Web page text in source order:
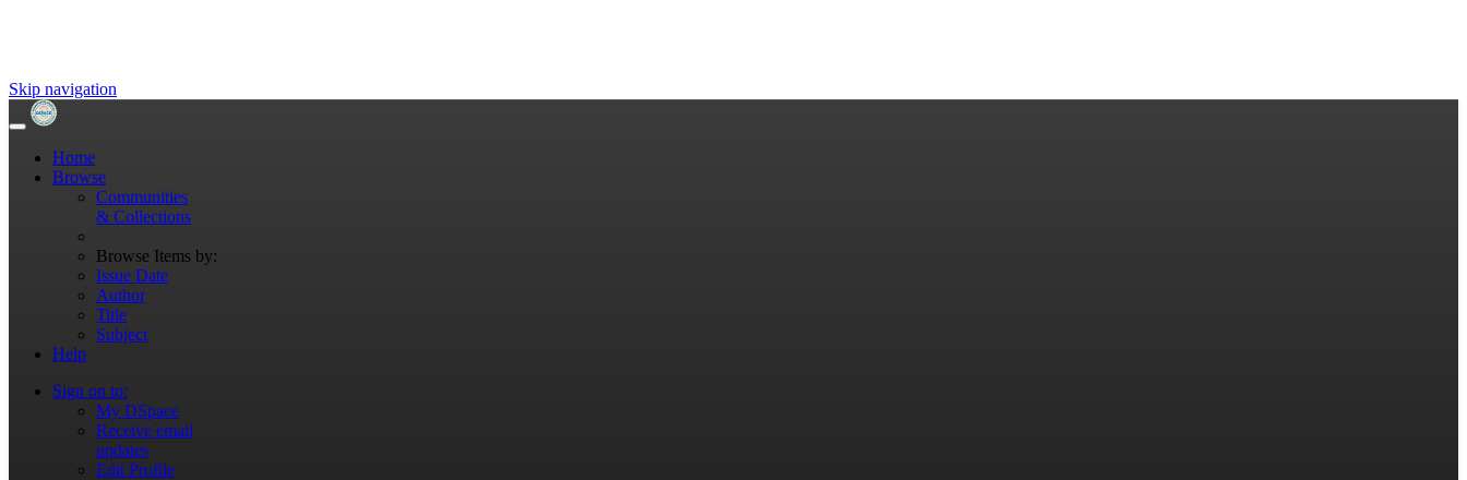
Skip navigation
Home
Browse
Communities
& Collections
Browse Items by:
Issue Date
Author
Title
Subject
Help
Sign on to:
My DSpace
Receive email
updates
Edit Profile